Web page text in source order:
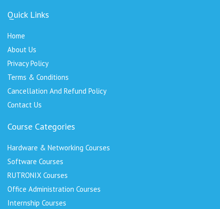
Quick Links
Home
About Us
Privacy Policy
Terms & Conditions
Cancellation And Refund Policy
Contact Us
Course Categories
Hardware & Networking Courses
Software Courses
RUTRONIX Courses
Office Administration Courses
Internship Courses